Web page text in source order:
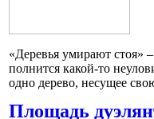
«Деревья умирают стоя»
полнится какой-то
одно дерево, несущее
Площадь